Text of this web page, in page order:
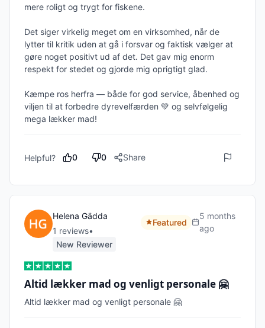
mere roligt og trygt for fiskene.
Det siger virkelig meget om en virksomhed, når de
lytter til kritik uden at gå i forsvar og faktisk vælger at
gøre noget positivt ud af det. Det gav mig enorm
respekt for stedet og gjorde mig oprigtigt glad.
Kæmpe ros herfra — både for god service, åbenhed og
viljen til at forbedre dyrevelfærden 💚 og selvfølgelig
Helpful? 0 0 Share
Helena Gädda
1 reviews•
New Reviewer
Featured
5 months
ago
Altid lækker mad og venligt personale 🤗
Altid lækker mad og venligt personale 🤗